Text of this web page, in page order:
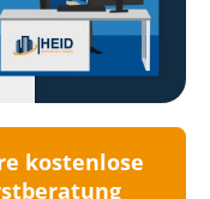
kostenlose